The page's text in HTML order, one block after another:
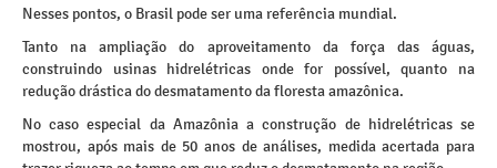
Nesses pontos, o Brasil pode ser uma referência mundial.
Tanto na ampliação do aproveitamento da força das águas,
construindo usinas hidrelétricas onde for possível, quanto na
redução drástica do desmatamento da floresta amazônica.
No caso especial da Amazônia a construção de hidrelétricas se
mostrou, após mais de 50 anos de análises, medida acertada para